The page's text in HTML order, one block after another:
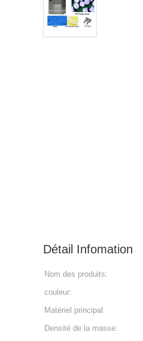
Détail Infomation
Nom des produits:
couleur:
Matériel principal:
Densité de la masse: